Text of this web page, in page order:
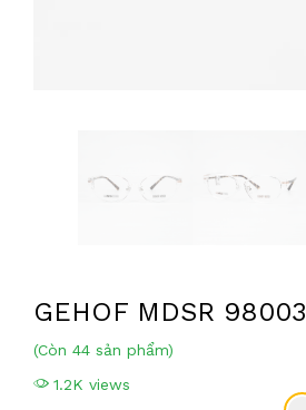
GEHOF MDSR 98003
(Còn 44 sản phẩm)
1.2K views